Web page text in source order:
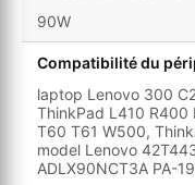
90W
Compatibilité du
laptop Lenovo 300
ThinkPad L410
T60 T61 W500,
model Lenovo
ADLX90NCT3A PA-